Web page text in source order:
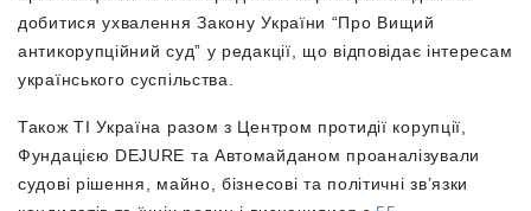
добитися ухвалення Закону України “Про Вищий
антикорупційний суд” у редакції, що відповідає інтересам
українського суспільства.
Також ТІ Україна разом з Центром протидії корупції,
Фундацією DEJURE та Автомайданом проаналізували
судові рішення, майно, бізнесові та політичні зв’язки